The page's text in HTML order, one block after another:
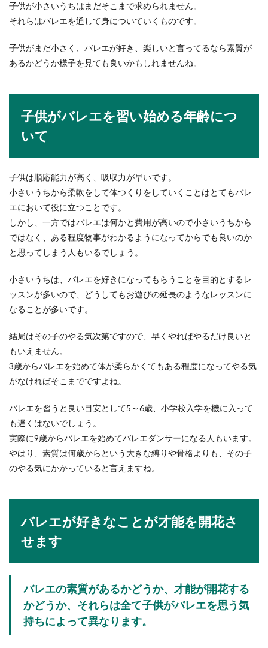
子供が小さいうちはまだそこまで求められません。
それらはバレエを通して身についていくものです。
子供がまだ小さく、バレエが好き、楽しいと言ってるなら素質が
あるかどうか様子を見ても良いかもしれませんね。
子供がバレエを習い始める年齢につ
いて
子供は順応能力が高く、吸収力が早いです。
小さいうちから柔軟をして体つくりをしていくことはとてもバレ
エにおいて役に立つことです。
しかし、一方ではバレエは何かと費用が高いので小さいうちから
ではなく、ある程度物事がわかるようになってからでも良いのか
と思ってしまう人もいるでしょう。
小さいうちは、バレエを好きになってもらうことを目的とするレ
ッスンが多いので、どうしてもお遊びの延長のようなレッスンに
なることが多いです。
結局はその子のやる気次第ですので、早くやればやるだけ良いと
もいえません。
3歳からバレエを始めて体が柔らかくてもある程度になってやる気
がなければそこまでですよね。
バレエを習うと良い目安として5～6歳、小学校入学を機に入って
も遅くはないでしょう。
実際に9歳からバレエを始めてバレエダンサーになる人もいます。
やはり、素質は何歳からという大きな縛りや骨格よりも、その子
のやる気にかかっていると言えますね。
バレエが好きなことが才能を開花さ
せます
バレエの素質があるかどうか、才能が開花する
かどうか、それらは全て子供がバレエを思う気
持ちによって異なります。